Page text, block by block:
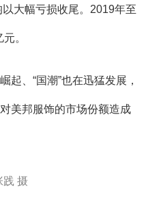
大幅亏损收尾。2019年至
。
、“国潮”也在迅猛发展，
美邦服饰的市场份额造成
摄